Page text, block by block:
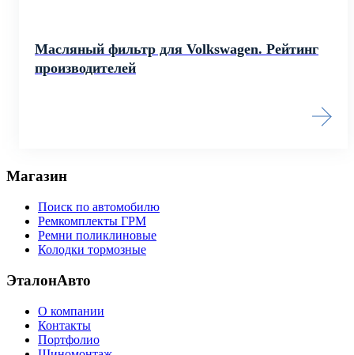
Масляный фильтр для Volkswagen. Рейтинг
производителей
Магазин
Поиск по автомобилю
Ремкомплекты ГРМ
Ремни поликлиновые
Колодки тормозные
ЭталонАвто
О компании
Контакты
Портфолио